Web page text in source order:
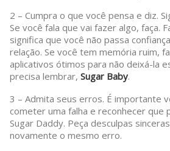
2 – Cumpra o que você pensa e diz.
Se você fala que vai fazer algo, faça.
significa que você não passa
relação. Se você tem memória ruim,
aplicativos ótimos para não deixá-la
precisa lembrar, Sugar Baby.
3 – Admita seus erros. É importante
cometer uma falha e reconhecer que
Sugar Daddy. Peça desculpas
novamente o mesmo erro.